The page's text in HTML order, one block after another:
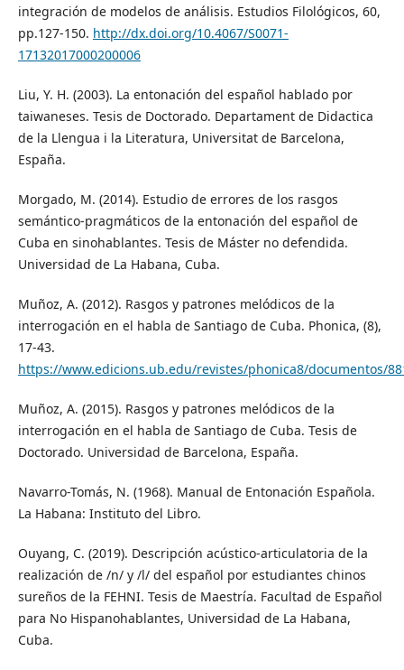
integración de modelos de análisis. Estudios Filológicos, 60,
pp.127-150. http://dx.doi.org/10.4067/S0071-
17132017000200006
Liu, Y. H. (2003). La entonación del español hablado por
taiwaneses. Tesis de Doctorado. Departament de Didactica
de la Llengua i la Literatura, Universitat de Barcelona,
España.
Morgado, M. (2014). Estudio de errores de los rasgos
semántico-pragmáticos de la entonación del español de
Cuba en sinohablantes. Tesis de Máster no defendida.
Universidad de La Habana, Cuba.
Muñoz, A. (2012). Rasgos y patrones melódicos de la
interrogación en el habla de Santiago de Cuba. Phonica, (8),
17-43.
https://www.edicions.ub.edu/revistes/phonica8/documentos/
Muñoz, A. (2015). Rasgos y patrones melódicos de la
interrogación en el habla de Santiago de Cuba. Tesis de
Doctorado. Universidad de Barcelona, España.
Navarro-Tomás, N. (1968). Manual de Entonación Española.
La Habana: Instituto del Libro.
Ouyang, C. (2019). Descripción acústico-articulatoria de la
realización de /n/ y /l/ del español por estudiantes chinos
sureños de la FEHNI. Tesis de Maestría. Facultad de Español
para No Hispanohablantes, Universidad de La Habana,
Cuba.